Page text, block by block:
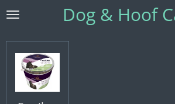
Ga
naar
de
hoofdinhoud
Dog & Hoof